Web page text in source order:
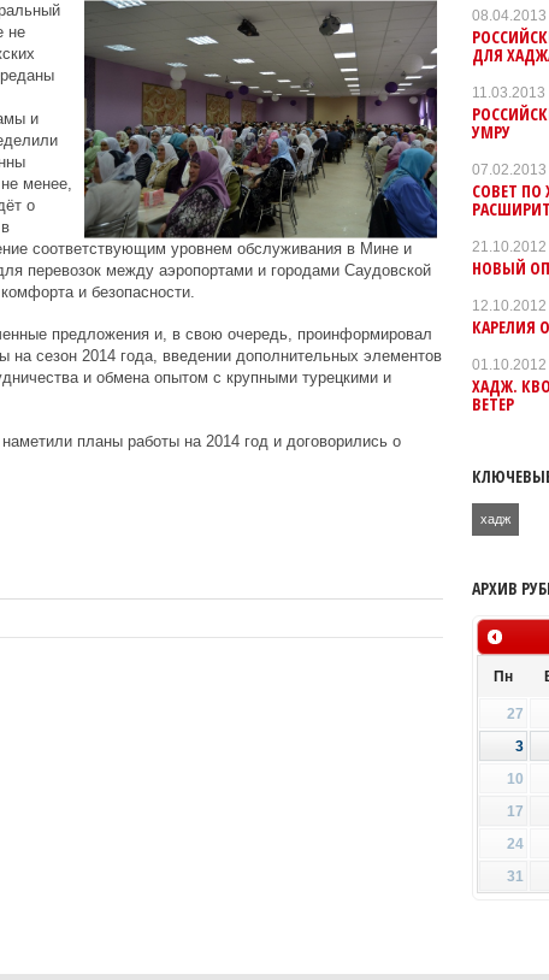
не
и
менее,
о
соответствующим уровнем обслуживания в Мине и
перевозок между аэропортами и городами Саудовской
и безопасности.
предложения и, в свою очередь, проинформировал
на сезон 2014 года, введении дополнительных элементов
и обмена опытом с крупными турецкими и
планы работы на 2014 год и договорились о
08.04.2013
ДЛЯ
11.03.2013
УМРУ
07.02.2013
СОВЕТ ПО
21.10.2012
НОВЫЙ
12.10.2012
КАРЕЛИЯ
01.10.2012
ХАДЖ.
ВЕТЕР
хадж
АРХИВ
Пн
27
3
10
17
24
31